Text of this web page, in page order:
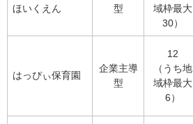
ほいくえん
型
域枠最大
30）
はっぴぃ保育園
企業主導
型
12
（うち地
域枠最大
6）